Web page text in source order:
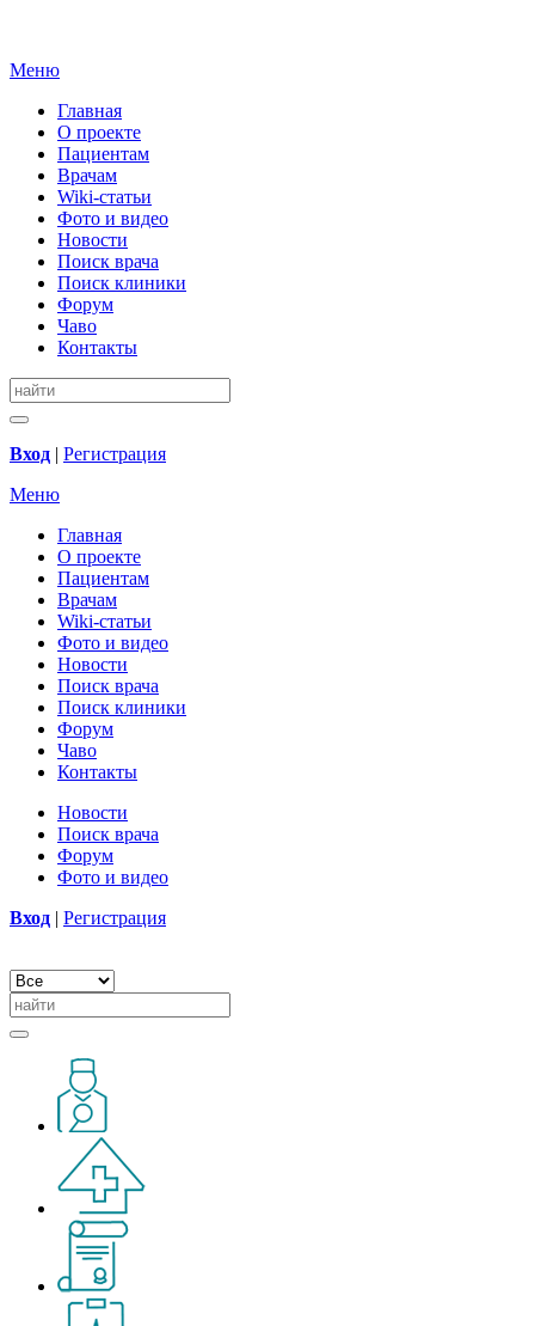
Меню
Главная
О проекте
Пациентам
Врачам
Wiki-статьи
Фото и видео
Новости
Поиск врача
Поиск клиники
Форум
Чаво
Контакты
Вход | Регистрация
Меню
Главная
О проекте
Пациентам
Врачам
Wiki-статьи
Фото и видео
Новости
Поиск врача
Поиск клиники
Форум
Чаво
Контакты
Новости
Поиск врача
Форум
Фото и видео
Вход | Регистрация